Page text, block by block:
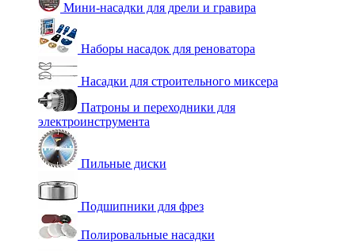
Мини-насадки для дрели и гравира
Наборы насадок для реноватора
Насадки для строительного миксера
Патроны и переходники для
электроинструмента
Пильные диски
Подшипники для фрез
Полировальные насадки